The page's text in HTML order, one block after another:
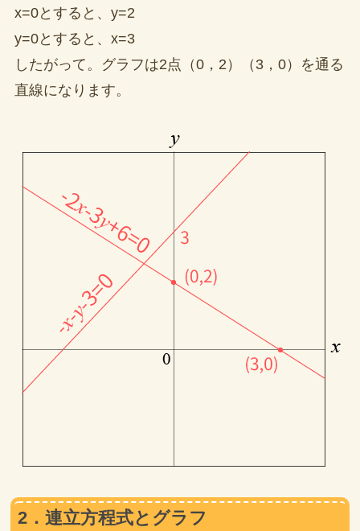
x=0とすると、y=2
y=0とすると、x=3
したがって。グラフは2点（0，2）（3，0）を通る
直線になります。
2．連立方程式とグラフ